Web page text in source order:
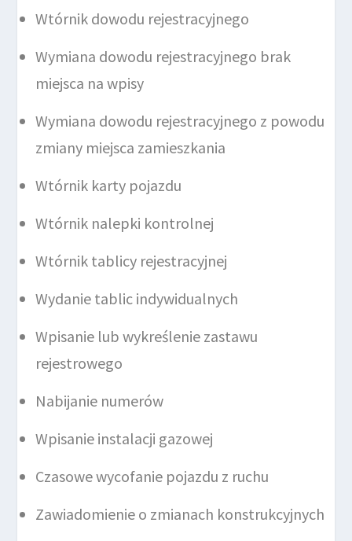
Wtórnik dowodu rejestracyjnego
Wymiana dowodu rejestracyjnego brak
miejsca na wpisy
Wymiana dowodu rejestracyjnego z powodu
zmiany miejsca zamieszkania
Wtórnik karty pojazdu
Wtórnik nalepki kontrolnej
Wtórnik tablicy rejestracyjnej
Wydanie tablic indywidualnych
Wpisanie lub wykreślenie zastawu
rejestrowego
Nabijanie numerów
Wpisanie instalacji gazowej
Czasowe wycofanie pojazdu z ruchu
Zawiadomienie o zmianach konstrukcyjnych